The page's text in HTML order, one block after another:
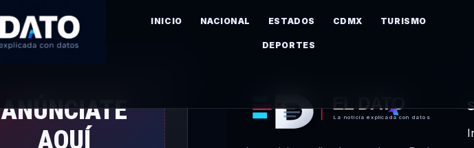
INICIO NACIONAL ESTADOS CDMX TURISMO
DEPORTES
ANÚNCIATE
AQUÍ
EL DATO
La noticia explicada con datos